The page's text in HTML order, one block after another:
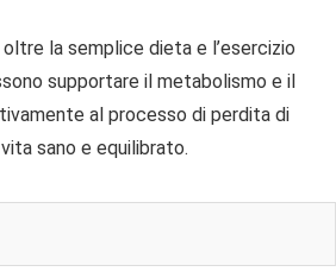
la semplice dieta e l’esercizio
supportare il metabolismo e il
al processo di perdita di
sano e equilibrato.